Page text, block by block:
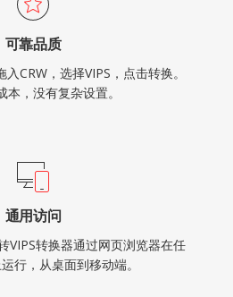
可靠品质
CRW，选择VIPS，点击转换。
本，没有复杂设置。
通用访问
转换器通过网页浏览器在任
行，从桌面到移动端。